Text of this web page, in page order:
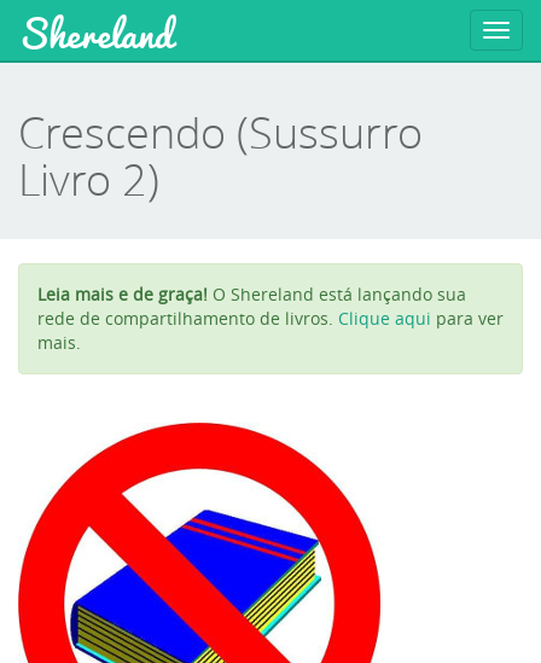
Shereland
Crescendo (Sussurro
Livro 2)
Leia mais e de graça! O Shereland está lançando sua
rede de compartilhamento de livros. Clique aqui para ver
mais.